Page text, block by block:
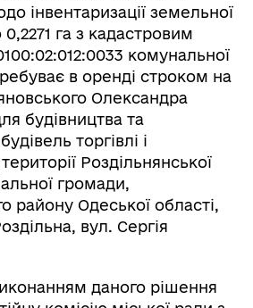
інвентаризації земельної
га з кадастровим
комунальної
в оренді строком на
Олександра
будівництва та
торгівлі і
Роздільнянської
громади,
району Одеської області,
вул. Сергія
даного рішення